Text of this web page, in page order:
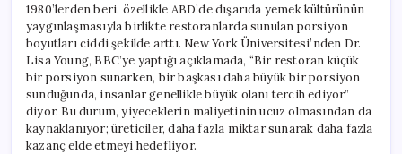
1980’lerden beri, özellikle ABD’de dışarıda yemek kültürünün
yaygınlaşmasıyla birlikte restoranlarda sunulan porsiyon
boyutları ciddi şekilde arttı. New York Üniversitesi’nden Dr.
Lisa Young, BBC’ye yaptığı açıklamada, “Bir restoran küçük
bir porsiyon sunarken, bir başkası daha büyük bir porsiyon
sunduğunda, insanlar genellikle büyük olanı tercih ediyor”
diyor. Bu durum, yiyeceklerin maliyetinin ucuz olmasından da
kaynaklanıyor; üreticiler, daha fazla miktar sunarak daha fazla
kazanç elde etmeyi hedefliyor.